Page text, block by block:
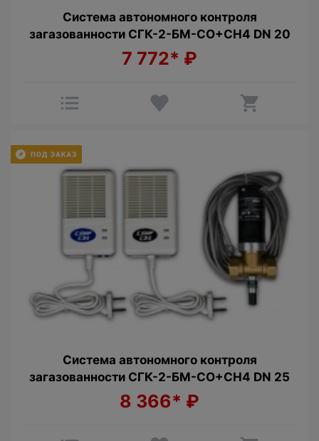
Cистема автономного контроля
загазованности СГК-2-БМ-CO+СН4 DN 20
7 772* ₽
Cистема автономного контроля
загазованности СГК-2-БМ-CO+СН4 DN 25
8 366* ₽